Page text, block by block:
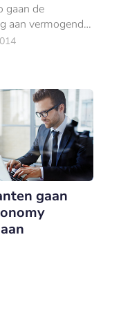
gaan de
aan vermogende
integreren. Dat
gaan